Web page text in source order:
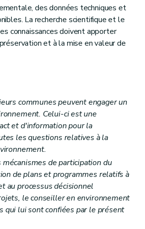
2 Principes généraux de la participation du public
2
3
4
Réunion d'information
5
première
D29-7
section 2 Informations par voie électronique, télévisée, radiophonique et de presse écrite
D29-8
D29-9
section 3 Notification
D29-10
D29-11
section 4 Publicité supplémentaire
D29-12
2 De l'enquête publique
13
3 Modalités de l'accès à l'information dans le cadre de l'enquête publique
14
des données techniques et
La recherche scientifique et le
connaissances doivent apporter
et à la mise en valeur de
communes peuvent engager un
Celui-ci est une
et d'information pour la
les questions relatives à la
mécanismes de participation du
de plans et programmes relatifs à
au processus décisionnel
le conseiller en environnement
qui lui sont confiées par le présent